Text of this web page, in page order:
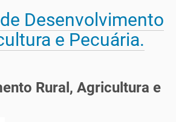
Desenvolvimento
e Pecuária.
Rural, Agricultura e